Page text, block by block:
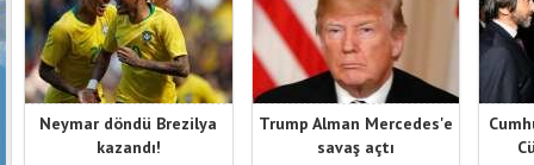
Neymar döndü Brezilya
kazandı!
Trump Alman Mercedes'e
savaş açtı